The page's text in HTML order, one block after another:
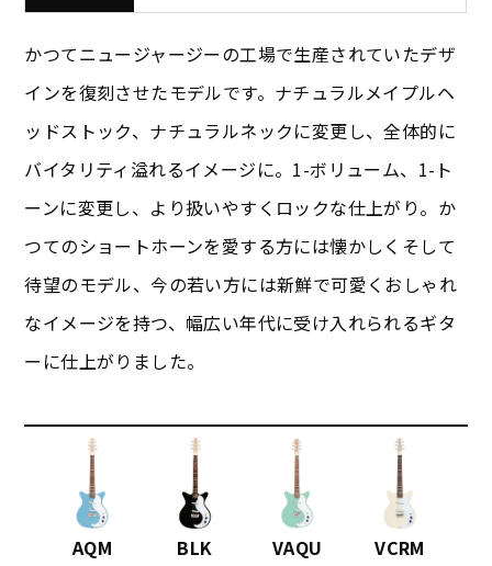
かつてニュージャージーの工場で生産されていたデザ
インを復刻させたモデルです。ナチュラルメイプルヘ
ッドストック、ナチュラルネックに変更し、全体的に
バイタリティ溢れるイメージに。1-ボリューム、1-ト
ーンに変更し、より扱いやすくロックな仕上がり。か
つてのショートホーンを愛する方には懐かしくそして
待望のモデル、今の若い方には新鮮で可愛くおしゃれ
なイメージを持つ、幅広い年代に受け入れられるギタ
ーに仕上がりました。
AQM BLK VAQU VCRM